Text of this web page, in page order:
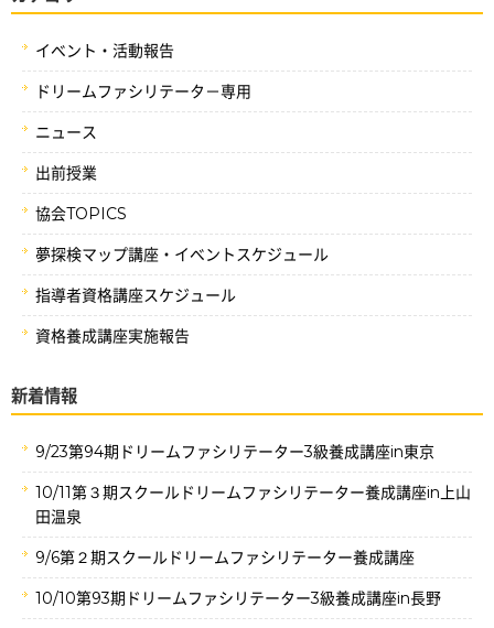
イベント・活動報告
ドリームファシリテータ－専用
ニュース
出前授業
協会TOPICS
夢探検マップ講座・イベントスケジュール
指導者資格講座スケジュール
資格養成講座実施報告
新着情報
9/23第94期ドリームファシリテーター3級養成講座in東京
10/11第３期スクールドリームファシリテーター養成講座in上山
田温泉
9/6第２期スクールドリームファシリテーター養成講座
10/10第93期ドリームファシリテーター3級養成講座in長野